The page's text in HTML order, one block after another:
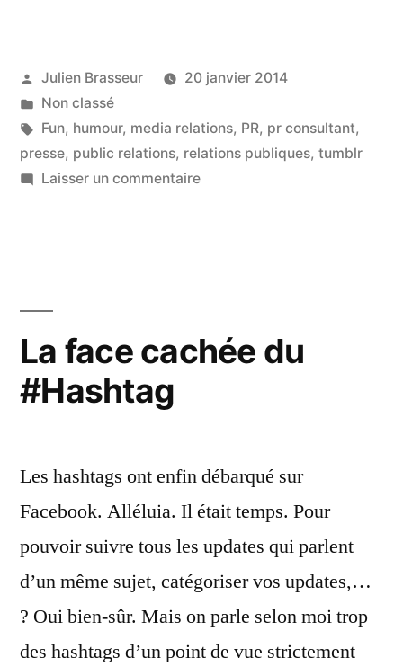
Publié
par
Julien Brasseur
20 janvier 2014
Publié
dans
Non classé
Étiquettes :
Fun, humour, media relations, PR, pr consultant,
presse, public relations, relations publiques, tumblr
Laisser un commentairesur
La face cachée du
#Hashtag
Les hashtags ont enfin débarqué sur
Facebook. Alléluia. Il était temps. Pour
pouvoir suivre tous les updates qui parlent
d’un même sujet, catégoriser vos updates,…
? Oui bien-sûr. Mais on parle selon moi trop
des hashtags d’un point de vue strictement